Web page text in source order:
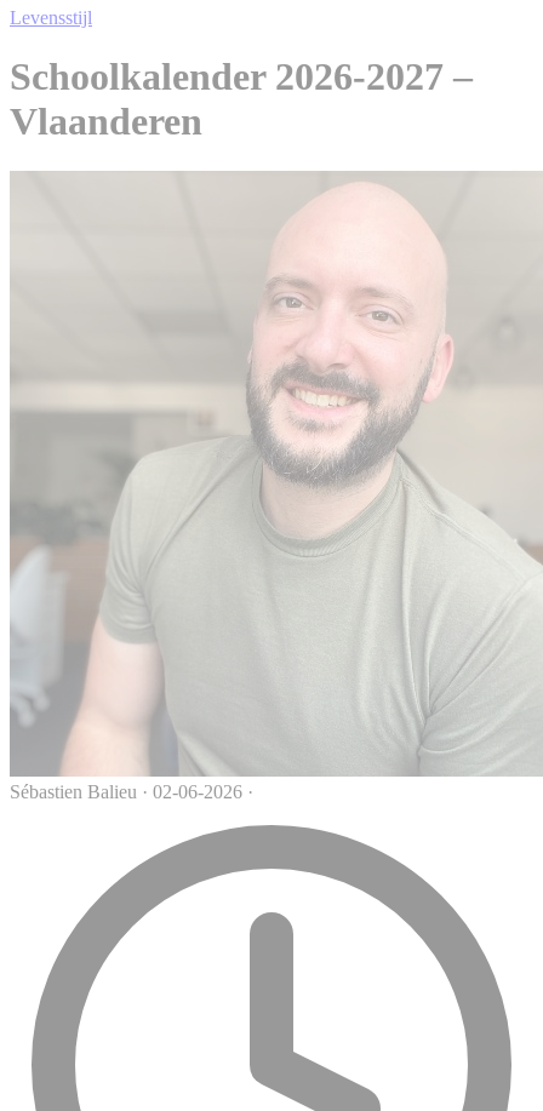
Levensstijl
Schoolkalender 2026-2027 –
Vlaanderen
Sébastien Balieu · 02-06-2026 ·